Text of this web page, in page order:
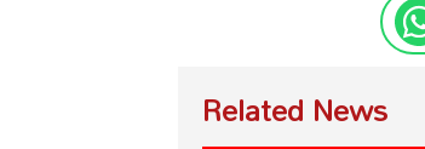
Related News